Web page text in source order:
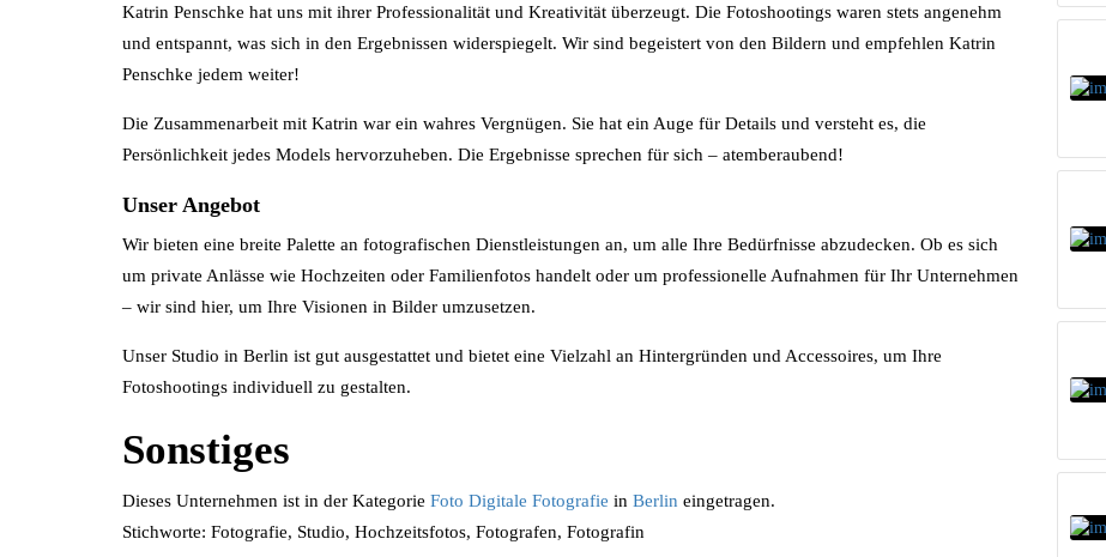
Katrin Penschke hat uns mit ihrer Professionalität und Kreativität überzeugt. Die Fotoshootings waren stets angenehm
und entspannt, was sich in den Ergebnissen widerspiegelt. Wir sind begeistert von den Bildern und empfehlen Katrin
Penschke jedem weiter!
Die Zusammenarbeit mit Katrin war ein wahres Vergnügen. Sie hat ein Auge für Details und versteht es, die
Persönlichkeit jedes Models hervorzuheben. Die Ergebnisse sprechen für sich – atemberaubend!
Unser Angebot
Wir bieten eine breite Palette an fotografischen Dienstleistungen an, um alle Ihre Bedürfnisse abzudecken. Ob es sich
um private Anlässe wie Hochzeiten oder Familienfotos handelt oder um professionelle Aufnahmen für Ihr Unternehmen
– wir sind hier, um Ihre Visionen in Bilder umzusetzen.
Unser Studio in Berlin ist gut ausgestattet und bietet eine Vielzahl an Hintergründen und Accessoires, um Ihre
Fotoshootings individuell zu gestalten.
Sonstiges
Dieses Unternehmen ist in der Kategorie Foto Digitale Fotografie in Berlin eingetragen.
Stichworte: Fotografie, Studio, Hochzeitsfotos, Fotografen, Fotografin